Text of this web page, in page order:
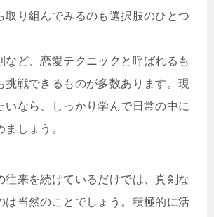
取り組んでみるのも選択肢のひとつ
など、恋愛テクニックと呼ばれるも
挑戦できるものが多数あります。現
いなら、しっかり学んで日常の中に
しょう。
往来を続けているだけでは、真剣な
は当然のことでしょう。積極的に活